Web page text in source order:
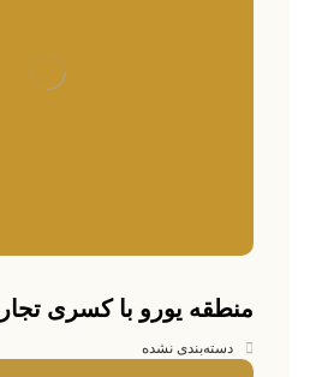
منطقه یورو با کسری
دسته‌بندی نشده